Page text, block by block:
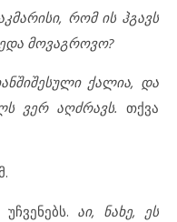
რომ ის ჰგავს
მოვაგროვო?
ქალია, და
ვერ აღძრავს. თქვა
აი, ნახე, ეს